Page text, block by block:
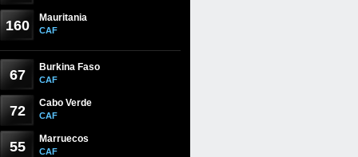
160 Mauritania
CAF
67 Burkina Faso
CAF
72 Cabo Verde
CAF
55 Marruecos
CAF